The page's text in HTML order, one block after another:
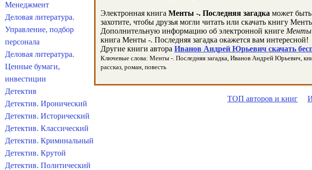
Электронная книга Менты -. Последняя загадка может
захотите, чтобы друзья могли читать или скачать книгу
Дополнительную информацию об электронной книге Менты
книга Менты -. Последняя загадка окажется вам интересной!
Другие книги автора Иванов Андрей Юрьевич скачать
Ключевые слова: Менты -. Последняя загадка, Иванов Андрей Юрьевич,
рассказ, роман, повесть
ТОП авторов и книг
Менеджмент
Деловая литература.
Управление, подбор
персонала
Деловая литература.
Ценные бумаги,
инвестиции
Детектив
Детектив. Иронический
Детектив. Исторический
Детектив. Классический
Детектив. Криминальный
Детектив. Крутой
Детектив. Политический